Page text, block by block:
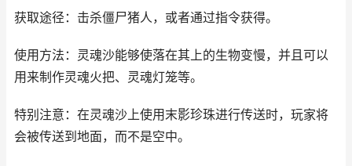
获取途径：击杀僵尸猪人，或者通过指令获得。
使用方法：灵魂沙能够使落在其上的生物变慢，并且可以
用来制作灵魂火把、灵魂灯笼等。
特别注意：在灵魂沙上使用末影珍珠进行传送时，玩家将
会被传送到地面，而不是空中。